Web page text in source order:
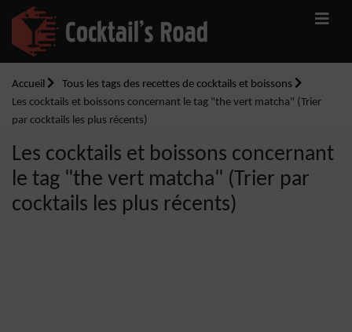
Accueil
Tous les tags des recettes de cocktails et boissons
Les cocktails et boissons concernant le tag "the vert matcha" (Trier
par cocktails les plus récents)
Les cocktails et boissons concernant
le tag "the vert matcha" (Trier par
cocktails les plus récents)